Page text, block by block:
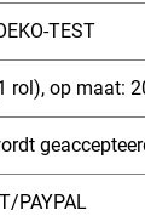
TEST
rol), op maat:
PAYPAL